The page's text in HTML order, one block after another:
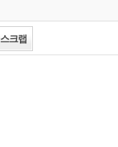
스크랩